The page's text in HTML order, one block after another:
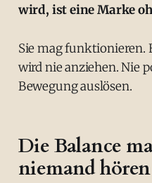
wird, ist eine Marke
Sie mag funktionieren.
wird nie anziehen. Nie
Bewegung auslösen.
Die Balance
niemand